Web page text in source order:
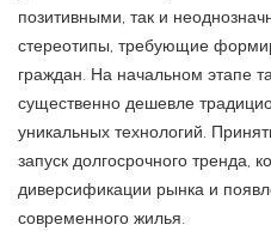
позитивными, так и
стереотипы, требующие
граждан. На начальном этапе
существенно дешевле
уникальных технологий.
запуск долгосрочного тренда,
диверсификации рынка и
современного жилья.